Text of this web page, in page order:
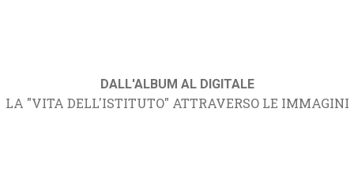
DALL'ALBUM AL DIGITALE
LA "VITA DELL'ISTITUTO" ATTRAVERSO LE IMMAGINI